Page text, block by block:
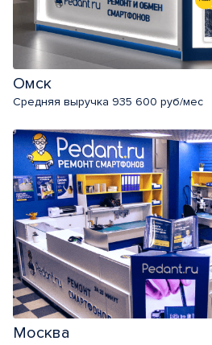
Омск
Средняя выручка 935 600 руб/мес
Москва